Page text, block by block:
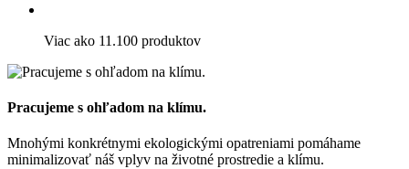
Viac ako 11.100 produktov
Pracujeme s ohľadom na klímu.
Mnohými konkrétnymi ekologickými opatreniami pomáhame
minimalizovať náš vplyv na životné prostredie a klímu.